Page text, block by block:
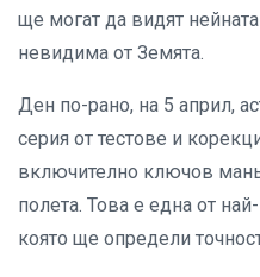
ще могат да видят
невидима от Земята.
Ден по-рано, на 5 април,
серия от тестове и
включително ключов
полета. Това е една от
която ще определи